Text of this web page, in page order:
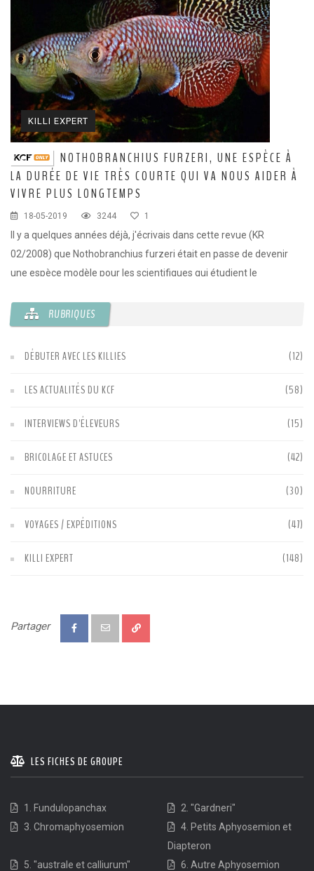
KILLI EXPERT
NOTHOBRANCHIUS FURZERI, UNE ESPÈCE À
LA DURÉE DE VIE TRÈS COURTE QUI VA NOUS AIDER À
VIVRE PLUS LONGTEMPS
18-05-2019 3244 1
Il y a quelques années déjà, j'écrivais dans cette revue (KR
02/2008) que Nothobranchius furzeri était en passe de devenir
une espèce modèle pour les scientifiques qui étudient le
articles scientifiques publiés fin 2015 lui ont été consacré dans des
revues de renom.
RUBRIQUES
DÉBUTER AVEC LES KILLIES (12)
LES ACTUALITÉS DU KCF (58)
INTERVIEWS D'ÉLEVEURS (15)
BRICOLAGE ET ASTUCES (42)
NOURRITURE (30)
VOYAGES / EXPÉDITIONS (47)
KILLI EXPERT (148)
Partager
LES FICHES DE GROUPE
1. Fundulopanchax
2. "Gardneri"
3. Chromaphyosemion
4. Petits Aphyosemion et
Diapteron
5. "australe et calliurum"
6. Autre Aphyosemion